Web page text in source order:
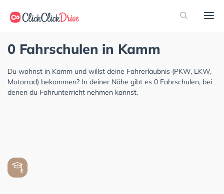
0 Fahrschulen in Kamm
Du wohnst in Kamm und willst deine Fahrerlaubnis (PKW, LKW,
Motorrad) bekommen? In deiner Nähe gibt es 0 Fahrschulen, bei
denen du Fahrunterricht nehmen kannst.